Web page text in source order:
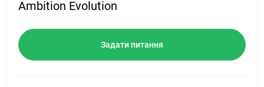
Ambition Evolution
Задати питання